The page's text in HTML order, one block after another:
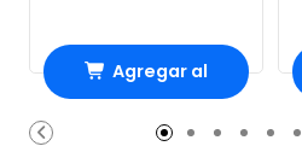
Agregar al
Carro